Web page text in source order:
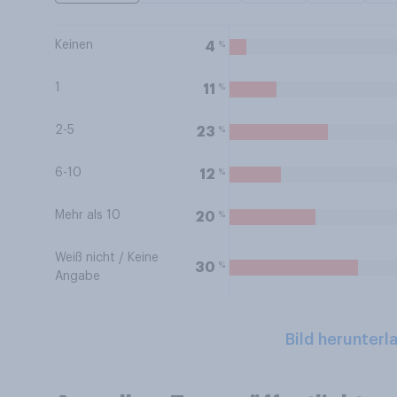
Keinen 4 %
1 11 %
2-5 23 %
6-10 12 %
Mehr als 10 20 %
Weiß nicht / Keine
Angabe
30 %
Bild